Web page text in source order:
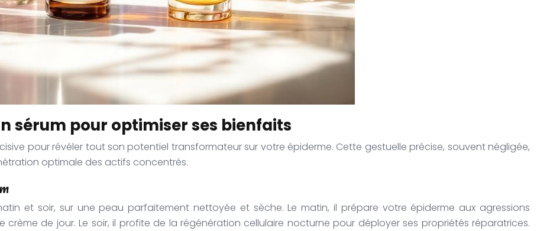
sérum pour optimiser ses bienfaits
pour révéler tout son potentiel transformateur sur votre épiderme. Cette gestuelle précise, souvent négligée,
optimale des actifs concentrés.
et soir, sur une peau parfaitement nettoyée et sèche. Le matin, il prépare votre épiderme aux agressions
de jour. Le soir, il profite de la régénération cellulaire nocturne pour déployer ses propriétés réparatrices.